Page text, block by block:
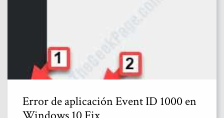
Error de aplicación Event ID 1000 en